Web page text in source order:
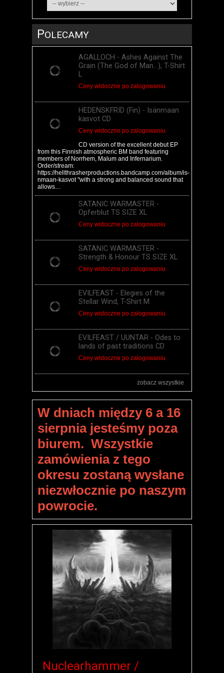
POLECAMY
AGALLOCH - Ashes Against The
Grain (The God of Man...), T-Shirt
L
Ceny widoczne po zalogowaniu
HEDENSKFRID (Fin) - Is​​​ä​​​nmaan
kasvot CD
Ceny widoczne po zalogowaniu
CD version of the excellent debut EP
from this Finnish atmospheric BM band featuring
members of Norrhem, Malum and Infernarium.
Order/stream:
https://hellthrasherproductions.bandcamp.com/album/is-
nmaan-kasvot "with a strong and balanced sound that
allows…
SATANIC WARMASTER -
Opferblut TS SIZE XL
Ceny widoczne po zalogowaniu
SATANIC WARMASTER -
Strength & Honour TS SIZE XL
Ceny widoczne po zalogowaniu
EVILFEAST - Elegies of the
Stellar Wind, T-Shirt M
Ceny widoczne po zalogowaniu
EVILFEAST / UUNTAR - Odes to
lands of past traditions CD
Ceny widoczne po zalogowaniu
zobacz wszystkie
W dniach między 6 a 16
sierpnia jesteśmy poza
biurem. Wszystkie
zamówienia z tego
okresu zostaną wysłane
niezwłocznie po naszym
powrocie.
Nuclearhammer /